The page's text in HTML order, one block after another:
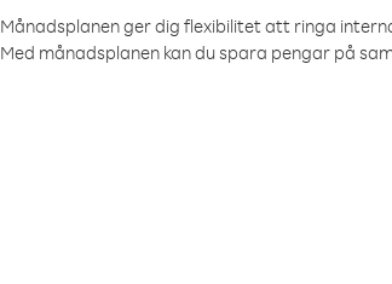
Månadsplanen ger dig flexibilitet att ringa
Med månadsplanen kan du spara pengar på